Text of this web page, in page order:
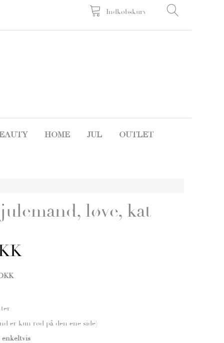
Indkøbskurv
HOME JUL OUTLET
løve, kat
er kun rød på den ene side)